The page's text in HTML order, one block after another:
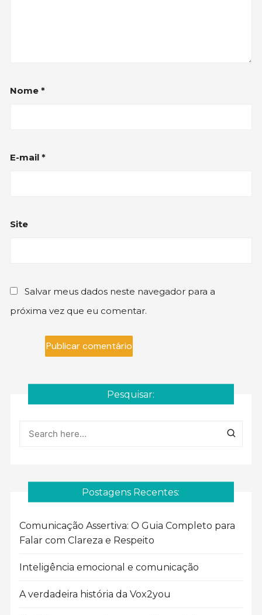
Nome*
E-mail*
Site
Salvar meus dados neste navegador para a
próxima vez que eu comentar.
Pesquisar:
Postagens Recentes:
Comunicação Assertiva: O Guia Completo para
Falar com Clareza e Respeito
Inteligência emocional e comunicação
A verdadeira história da Vox2you